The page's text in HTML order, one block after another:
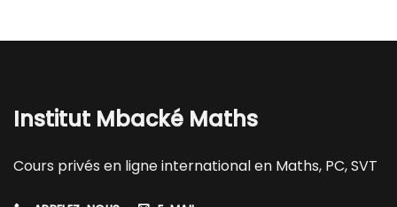
Institut Mbacké Maths
Cours privés en ligne international en Maths, PC, SVT